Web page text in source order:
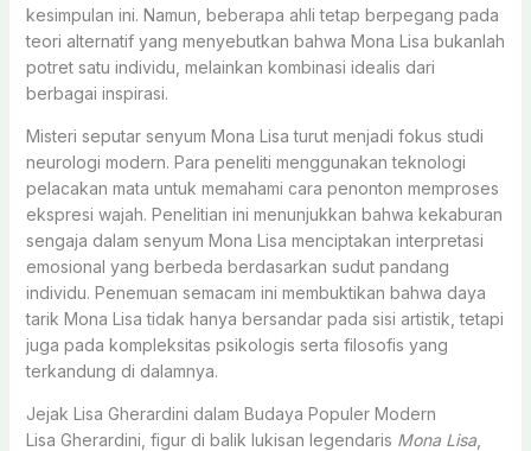
kesimpulan ini. Namun, beberapa ahli tetap berpegang pada
teori alternatif yang menyebutkan bahwa Mona Lisa bukanlah
potret satu individu, melainkan kombinasi idealis dari
berbagai inspirasi.
Misteri seputar senyum Mona Lisa turut menjadi fokus studi
neurologi modern. Para peneliti menggunakan teknologi
pelacakan mata untuk memahami cara penonton memproses
ekspresi wajah. Penelitian ini menunjukkan bahwa kekaburan
sengaja dalam senyum Mona Lisa menciptakan interpretasi
emosional yang berbeda berdasarkan sudut pandang
individu. Penemuan semacam ini membuktikan bahwa daya
tarik Mona Lisa tidak hanya bersandar pada sisi artistik, tetapi
juga pada kompleksitas psikologis serta filosofis yang
terkandung di dalamnya.
Jejak Lisa Gherardini dalam Budaya Populer Modern
Lisa Gherardini, figur di balik lukisan legendaris Mona Lisa,